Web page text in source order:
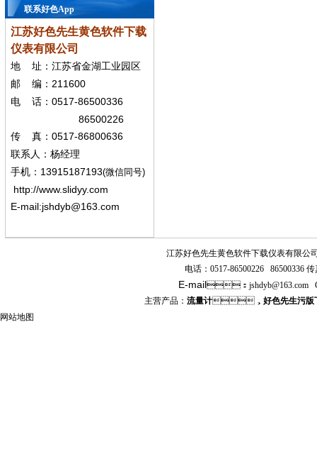
联系好色App
江苏好色先生黄色软件下载
仪表有限公司
地
址：江苏省金湖工业园区
邮
编： 211600
电 话： 0517-86500336
86500226
传 真： 0517-86800636
联系人：杨经理
手机 ： 13915187193(微信同号)
http://www.slidyy.com
E-mail:jshdyb@163.com
江苏好色先生黄色软件下载仪表有限公
电话： 0517-86500226 86500336 传
E-mail： jshdyb@163.com
主营产品： 流量计， 好色先生污版
网站地图